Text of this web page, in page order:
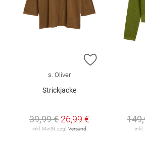
ZUR
s. Oliver
Strickjacke
39,99 € 26,99 €
inkl. MwSt. zzgl.Versand inkl.